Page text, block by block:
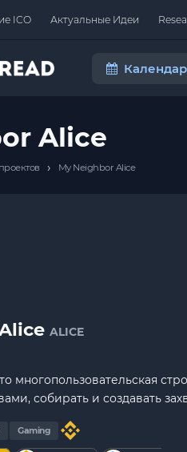
ICO Актуальные Идеи
Alice
› My Neighbor Alice
ALICE
многопользовательская
собирать и создавать
Gaming